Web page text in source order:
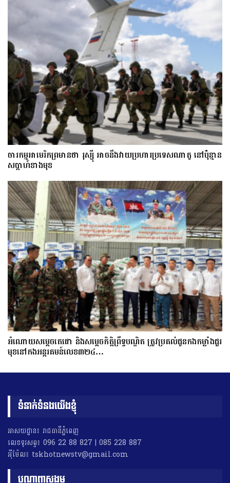
ចារកម្ម​អាមេរិក​ព្រមាន​ថា​ រុស្ស៊ី​ អាចនឹងវាយប្រហារប្រទេស​​ណា​តូ ​នៅ​ប៉ុន្មាន​
សប្តាហ៍​​ខាង​មុខ​​
អំណោយសម្តេចតេជោ និងសម្តេចកិត្តិព្រឹទ្ធបណ្ឌិត ត្រូវប្រគល់ជូនកងកម្លាំងជួរ
មុខនៅកងអន្តរគមន៍លេខ៣២៤…
ទំនាក់ទំនងយើងខ្ញុំ
អាសយដ្ឋាន៖ រាជធានីភ្នំពេញ
លេខទូរសព្ទ៖ 096 22 88 827 | 085 228 887
អុីម៉ែល៖ tskhotnewstv@gmail.com
បណ្តាញសង្គម